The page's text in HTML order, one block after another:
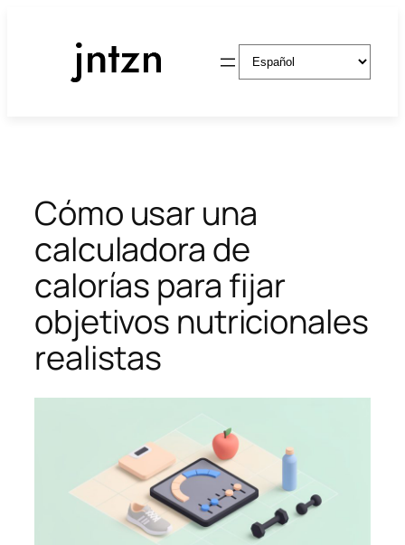
Elegir
un
Cómo usar una
calculadora de
calorías para fijar
objetivos nutricionales
realistas